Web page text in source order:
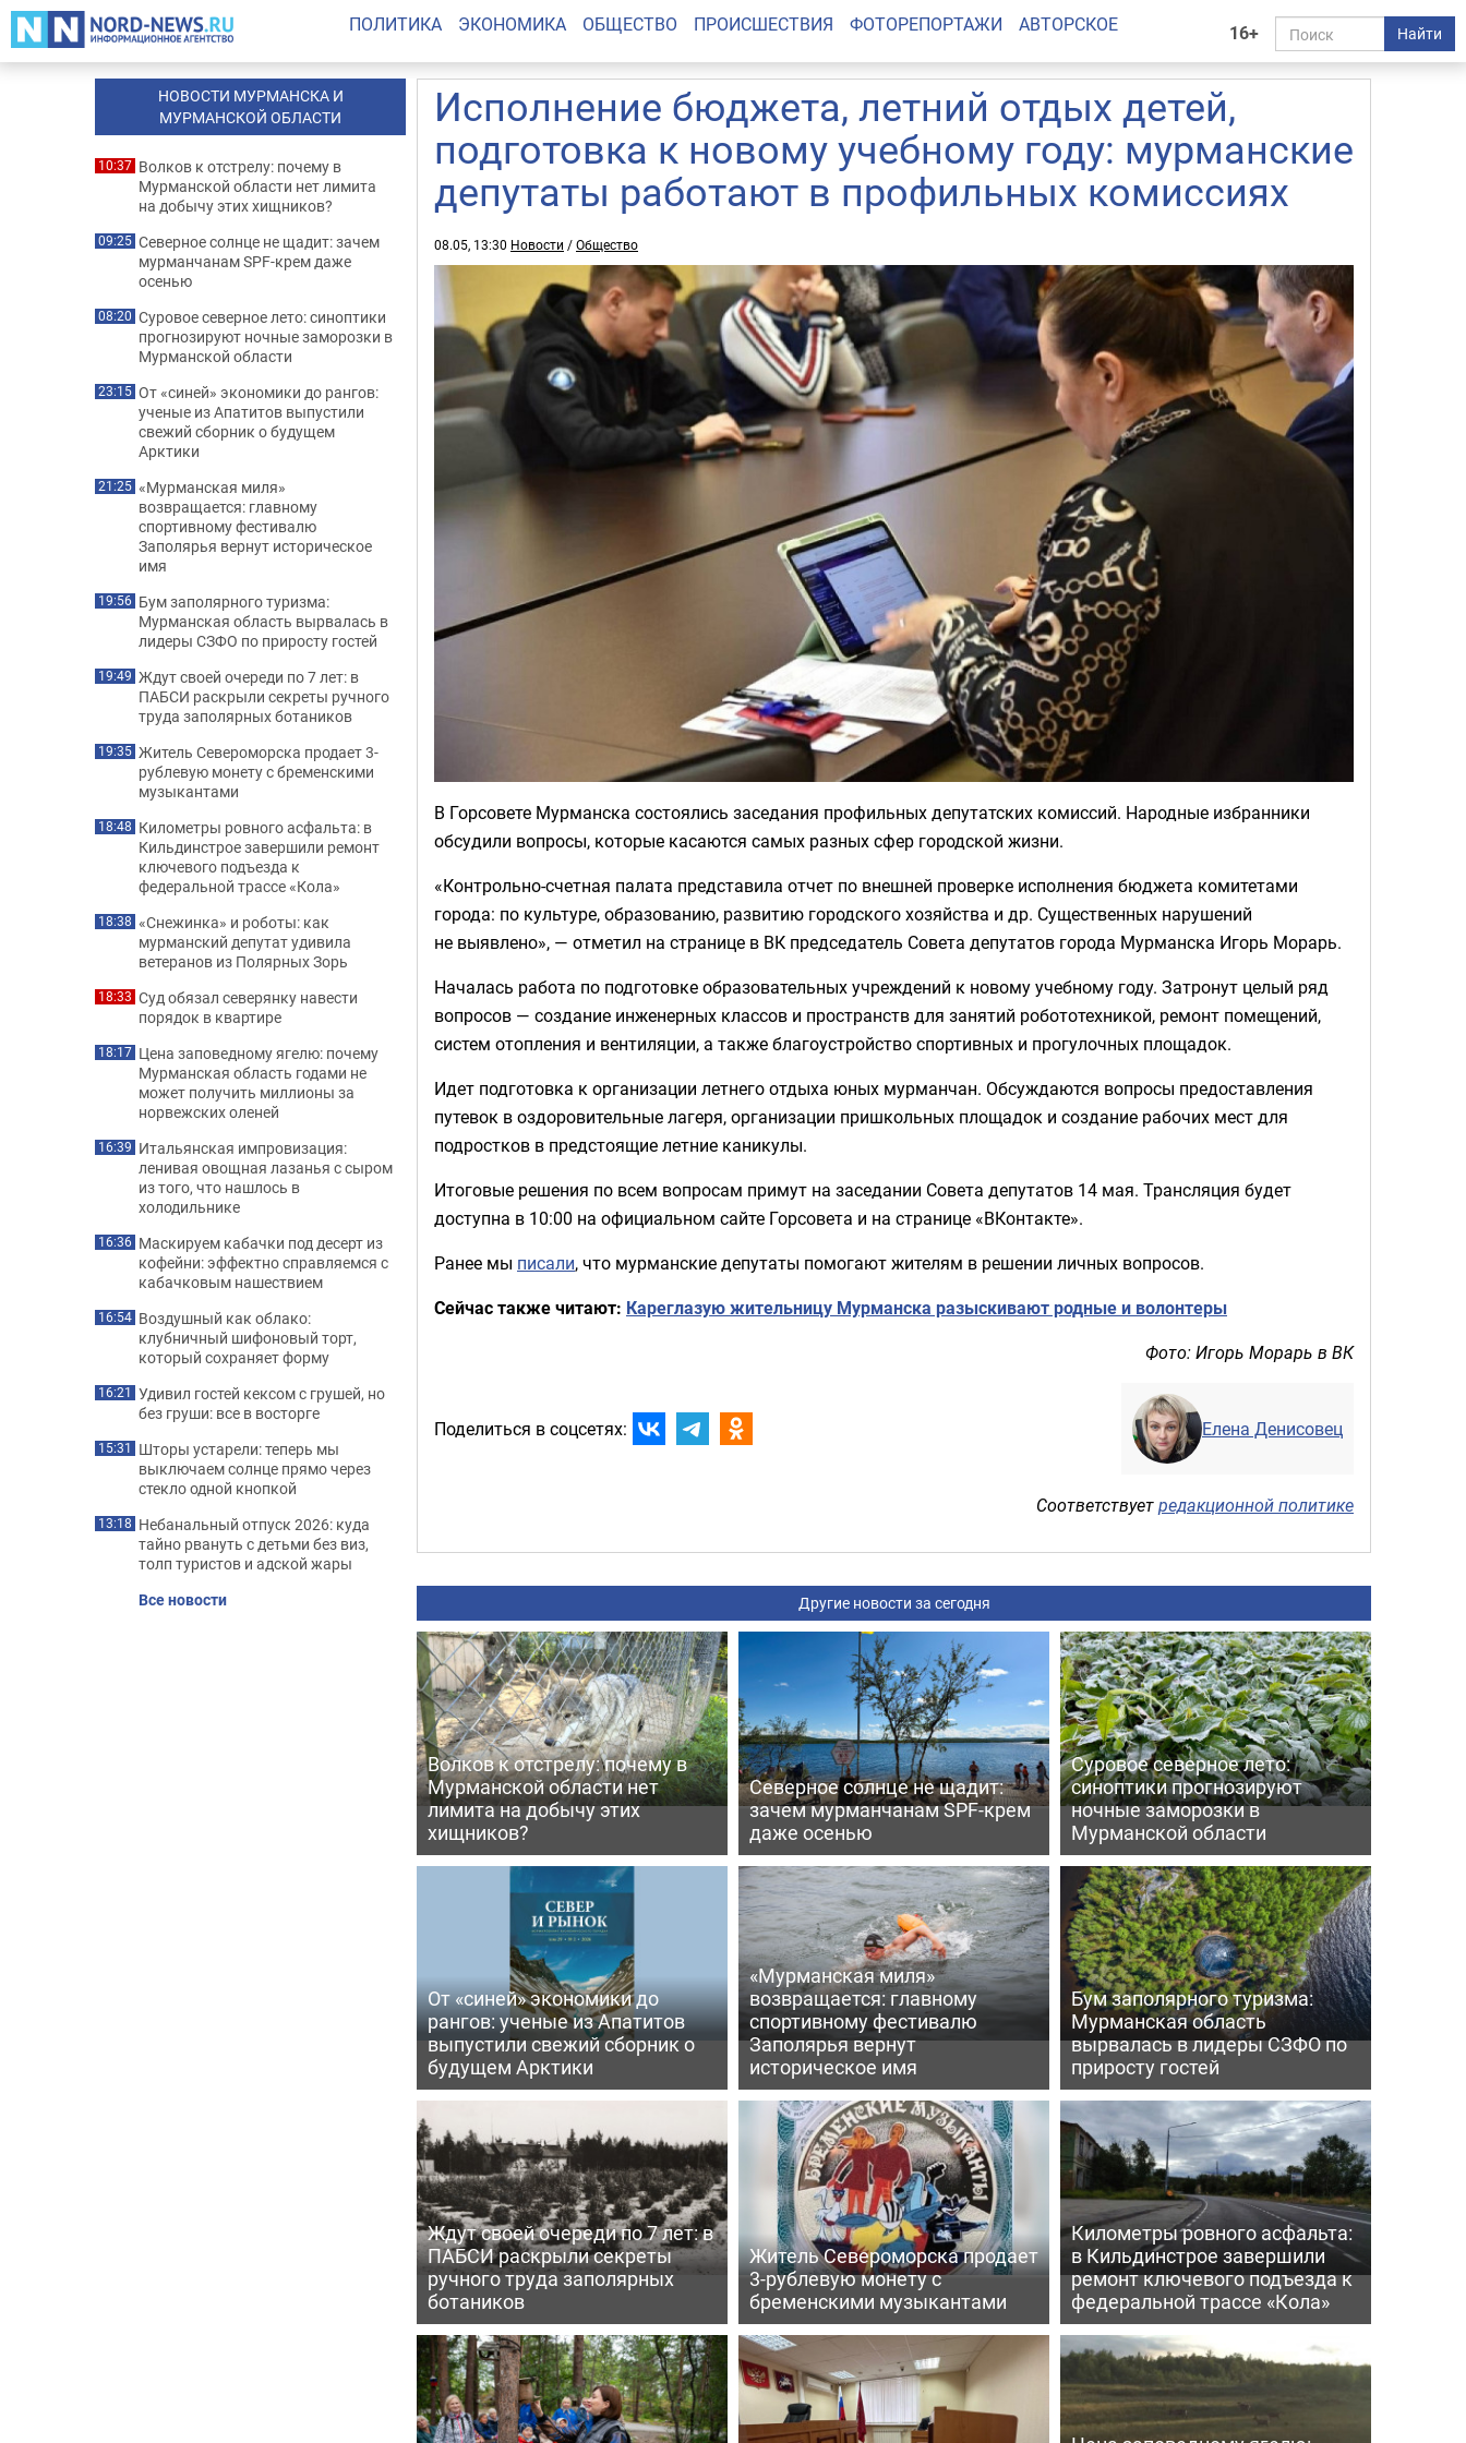
16+ Найти
ПОЛИТИКА ЭКОНОМИКА ОБЩЕСТВО ПРОИСШЕСТВИЯ ФОТОРЕПОРТАЖИ АВТОРСКОЕ
Исполнение бюджета, летний отдых детей,
подготовка к новому учебному году: мурманские
депутаты работают в профильных комиссиях
08.05, 13:30 Новости /Общество
В Горсовете Мурманска состоялись заседания профильных депутатских комиссий. Народные избранники
обсудили вопросы, которые касаются самых разных сфер городской жизни.
«Контрольно-счетная палата представила отчет по внешней проверке исполнения бюджета комитетами
города: по культуре, образованию, развитию городского хозяйства и др. Существенных нарушений
не выявлено», — отметил на странице в ВК председатель Совета депутатов города Мурманска Игорь Морарь.
Началась работа по подготовке образовательных учреждений к новому учебному году. Затронут целый ряд
вопросов — создание инженерных классов и пространств для занятий робототехникой, ремонт помещений,
систем отопления и вентиляции, а также благоустройство спортивных и прогулочных площадок.
Идет подготовка к организации летнего отдыха юных мурманчан. Обсуждаются вопросы предоставления
путевок в оздоровительные лагеря, организации пришкольных площадок и создание рабочих мест для
подростков в предстоящие летние каникулы.
Итоговые решения по всем вопросам примут на заседании Совета депутатов 14 мая. Трансляция будет
доступна в 10:00 на официальном сайте Горсовета и на странице «ВКонтакте».
Ранее мы писали, что мурманские депутаты помогают жителям в решении личных вопросов.
Сейчас также читают: Кареглазую жительницу Мурманска разыскивают родные и волонтеры
Фото: Игорь Морарь в ВК
Поделиться в соцсетях: Елена Денисовец
Соответствуетредакционной политике
Другие новости за сегодня
Волков к отстрелу: почему в
Мурманской области нет
лимита на добычу этих
хищников?
Северное солнце не щадит:
зачем мурманчанам SPF-крем
даже осенью
Суровое северное лето:
синоптики прогнозируют
ночные заморозки в
Мурманской области
От «синей» экономики до
рангов: ученые из Апатитов
выпустили свежий сборник о
будущем Арктики
«Мурманская миля»
возвращается: главному
спортивному фестивалю
Заполярья вернут
историческое имя
Бум заполярного туризма:
Мурманская область
вырвалась в лидеры СЗФО по
приросту гостей
Ждут своей очереди по 7 лет: в
ПАБСИ раскрыли секреты
ручного труда заполярных
ботаников
Житель Североморска продает
3-рублевую монету с
бременскими музыкантами
Километры ровного асфальта:
в Кильдинстрое завершили
ремонт ключевого подъезда к
федеральной трассе «Кола»
НОВОСТИ МУРМАНСКА И
МУРМАНСКОЙ ОБЛАСТИ
10:37 Волков к отстрелу: почему в
Мурманской области нет лимита
на добычу этих хищников?
09:25 Северное солнце не щадит: зачем
мурманчанам SPF-крем даже
осенью
08:20 Суровое северное лето: синоптики
прогнозируют ночные заморозки в
Мурманской области
23:15 От «синей» экономики до рангов:
ученые из Апатитов выпустили
свежий сборник о будущем
Арктики
21:25 «Мурманская миля»
возвращается: главному
спортивному фестивалю
Заполярья вернут историческое
имя
19:56 Бум заполярного туризма:
Мурманская область вырвалась в
лидеры СЗФО по приросту гостей
19:49 Ждут своей очереди по 7 лет: в
ПАБСИ раскрыли секреты ручного
труда заполярных ботаников
19:35 Житель Североморска продает 3-
рублевую монету с бременскими
музыкантами
18:48 Километры ровного асфальта: в
Кильдинстрое завершили ремонт
ключевого подъезда к
федеральной трассе «Кола»
18:38 «Снежинка» и роботы: как
мурманский депутат удивила
ветеранов из Полярных Зорь
18:33 Суд обязал северянку навести
порядок в квартире
18:17 Цена заповедному ягелю: почему
Мурманская область годами не
может получить миллионы за
норвежских оленей
16:39 Итальянская импровизация:
ленивая овощная лазанья с сыром
из того, что нашлось в
холодильнике
16:36 Маскируем кабачки под десерт из
кофейни: эффектно справляемся с
кабачковым нашествием
16:54 Воздушный как облако:
клубничный шифоновый торт,
который сохраняет форму
16:21 Удивил гостей кексом с грушей, но
без груши: все в восторге
15:31 Шторы устарели: теперь мы
выключаем солнце прямо через
стекло одной кнопкой
13:18 Небанальный отпуск 2026: куда
тайно рвануть с детьми без виз,
толп туристов и адской жары
Все новости